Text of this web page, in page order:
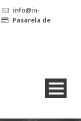
info@in-
Pasarela de